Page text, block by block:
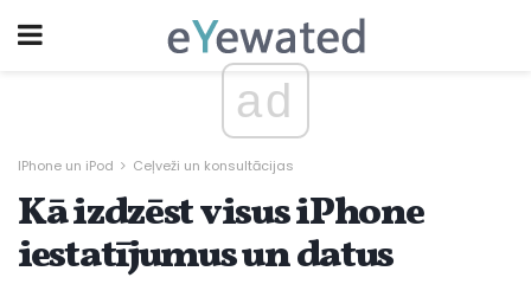
ad
IPhone un iPod Ceļveži un konsultācijas
Kā izdzēst visus iPhone
iestatījumus un datus